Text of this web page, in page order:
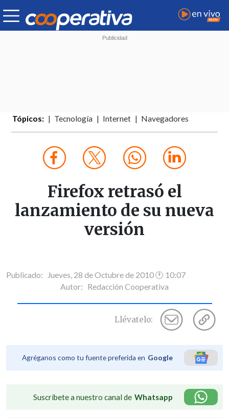
Tópicos: Tecnología Internet Navegadores
Firefox retrasó el
lanzamiento de su nueva
versión
Publicado: Jueves, 28 de Octubre de 2010 🕐 10:07
Autor: Redacción Cooperativa
Llévatelo:
Agréganos como tu fuente preferida en Google
Suscríbete a nuestro canal de Whatsapp